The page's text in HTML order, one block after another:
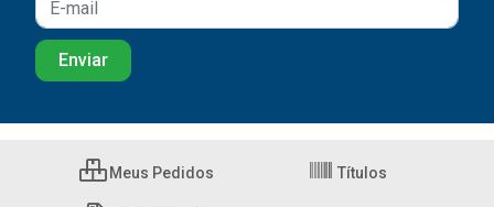
Meus Pedidos Títulos